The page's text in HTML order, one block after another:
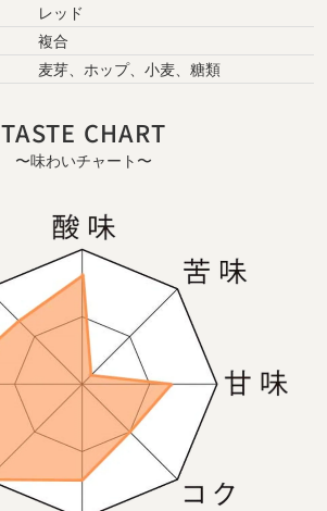
レッド
複合
麦芽、ホップ、小麦、糖類
TASTE CHART
〜味わいチャート〜